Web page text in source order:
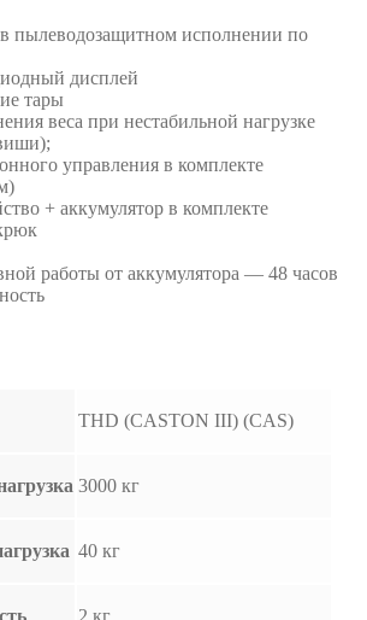
пылеводозащитном исполнении по
дисплей
тары
веса при нестабильной нагрузке
управления в комплекте
+ аккумулятор в комплекте
работы от аккумулятора — 48 часов
THD (CASTON III) (CAS)
3000 кг
40 кг
2 кг